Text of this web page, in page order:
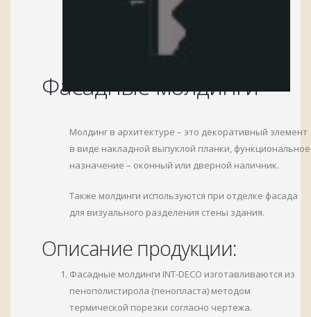
Фасадные молдинги
Молдинг в архитектуре – это декоративный элемент
в виде накладной выпуклой планки, функциональное
назначение – оконный или дверной наличник.
Также молдинги используются при отделке фасада
для визуального разделения стены здания.
Описание продукции:
Фасадные молдинги INT-DECO изготавливаются из
пенополистирола (пенопласта) методом
термической порезки согласно чертежа.